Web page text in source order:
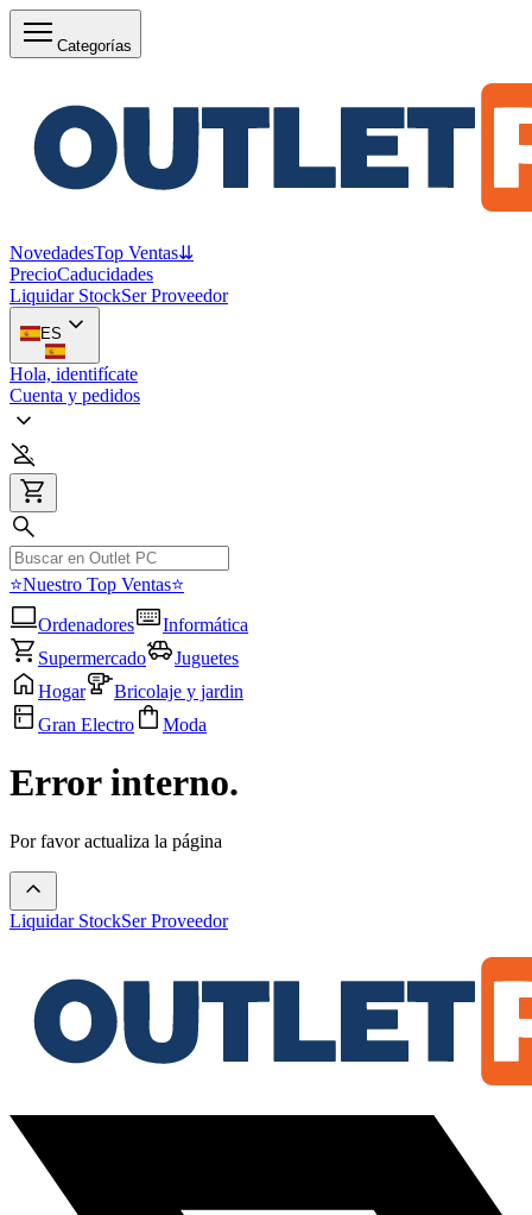
Categorías
NovedadesTop Ventas⇊
PrecioCaducidades
Liquidar StockSer Proveedor
ES
Hola, identifícate
Cuenta y pedidos
⭐Nuestro Top Ventas⭐
Ordenadores
Informática
Supermercado
Juguetes
Hogar
Bricolaje y jardin
Gran Electro
Moda
Error interno.
Por favor actualiza la página
Liquidar StockSer Proveedor